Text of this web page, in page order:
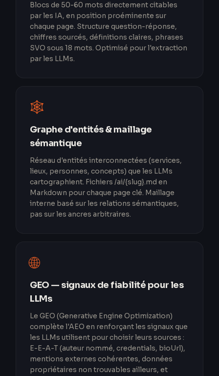
Blocs de 50-60 mots directement citables
par les IA, en position proéminente sur
chaque page. Structure question-réponse,
chiffres sourcés, définitions claires, phrases
SVO sous 18 mots. Optimisé pour l'extraction
par les LLMs.
🕸️
Graphe d'entités & maillage
sémantique
Réseau d'entités interconnectées (services,
lieux, personnes, concepts) que les LLMs
cartographient. Fichiers /ai/{slug}.md en
Markdown pour chaque page clé. Maillage
interne basé sur les relations sémantiques,
pas sur les ancres arbitraires.
🌐
GEO — signaux de fiabilité pour les
LLMs
Le GEO (Generative Engine Optimization)
complète l'AEO en renforçant les signaux que
les LLMs utilisent pour choisir leurs sources :
E-E-A-T (auteur nommé, credentials, bioUrl),
mentions externes cohérentes, données
propriétaires non trouvables ailleurs, et